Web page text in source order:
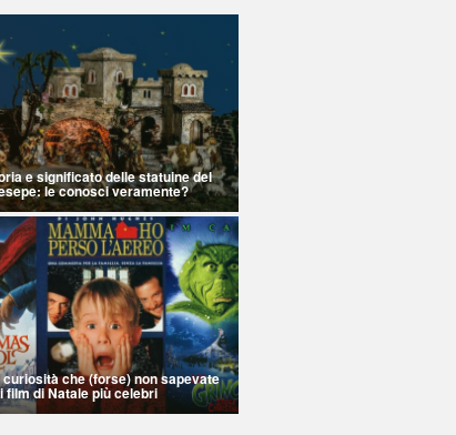
e significato delle statuine del
le conosci veramente?
curiosità che (forse) non sapevate
film di Natale più celebri